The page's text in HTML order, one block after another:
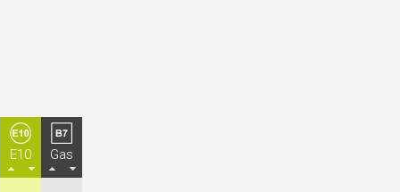
E10
Gas